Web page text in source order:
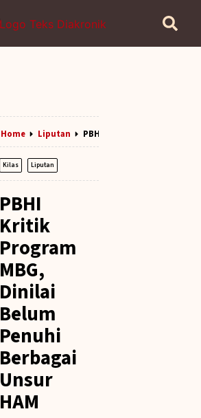
Home Liputan PBHI Kritik Program MBG,
Kilas Liputan
PBHI
Kritik
Program
MBG,
Dinilai
Belum
Penuhi
Berbagai
Unsur
HAM